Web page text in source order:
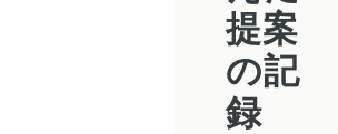
提案
の記
録